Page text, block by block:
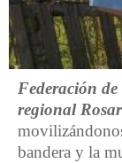
Federación de
regional
bandera y la